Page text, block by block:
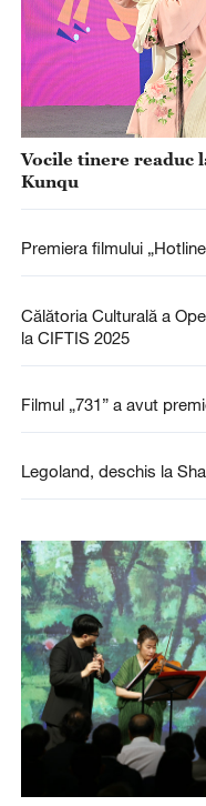
Vocile tinere readuc
Kunqu
Premiera filmului
Călătoria Culturală a
la CIFTIS 2025
Filmul „731” a avut
Legoland, deschis la